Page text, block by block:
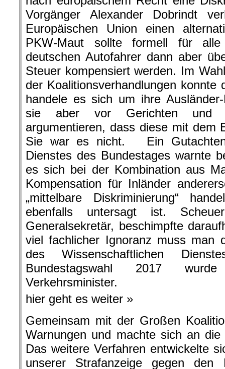
Vorgänger Alexander Dobrindt
Europäischen Union einen
PKW-Maut sollte formell für
deutschen Autofahrer dann aber
Steuer kompensiert werden. Im
der Koalitionsverhandlungen
handele es sich um ihre
sie aber vor Gerichten und
argumentieren, dass diese mit dem
Sie war es nicht. Ein Gutachten
Dienstes des Bundestages warnte
es sich bei der Kombination aus
Kompensation für Inländer
„mittelbare Diskriminierung“
ebenfalls untersagt ist.
Generalsekretär, beschimpfte
viel fachlicher Ignoranz muss man
des Wissenschaftlichen
Bundestagswahl 2017
Verkehrsminister.
hier geht es weiter »
Gemeinsam mit der Großen
Warnungen und machte sich an
Das weitere Verfahren entwickelte
unserer Strafanzeige gegen